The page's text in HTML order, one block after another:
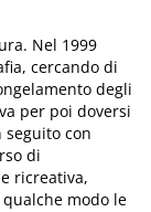
Nel 1999
cercando di
degli
per poi doversi
con
di
ricreativa,
modo le